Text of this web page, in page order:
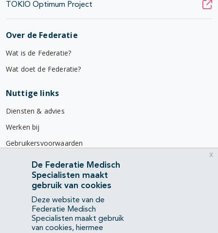
TOKIO Optimum Project
Over de Federatie
Wat is de Federatie?
Wat doet de Federatie?
Nuttige links
Diensten & advies
Werken bij
Gebruikersvoorwaarden
Privacyverklaring
Contact
Mercatorlaan 1200
3528 BL Utrecht
(088) 505 34 34
De Federatie Medisch
Specialisten maakt
gebruik van cookies
Deze website van de
Federatie Medisch
Specialisten maakt gebruik
van cookies, hiermee
x